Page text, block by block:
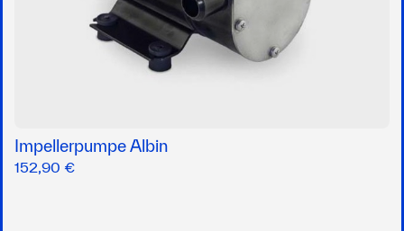
Impellerpumpe Albin
152,90 €